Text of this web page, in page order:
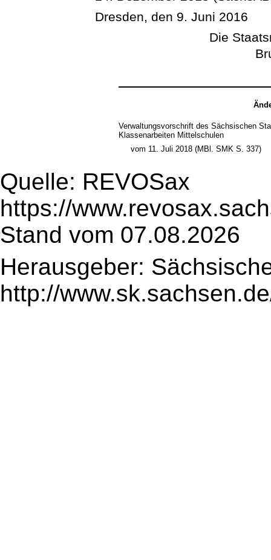
Dresden, den 9. Juni 2016
Die
Verwaltungsvorschrift des Sächsischen
Klassenarbeiten Mittelschulen
vom 11. Juli 2018 (MBl. SMK S. 337)
Quelle: REVOSax
https://
Stand vom 07.08.2026
Herausgeber:
http://